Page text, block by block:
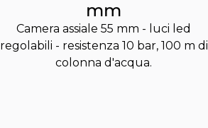
mm
Camera assiale 55 mm - luci led
regolabili - resistenza 10 bar, 100 m di
colonna d'acqua.